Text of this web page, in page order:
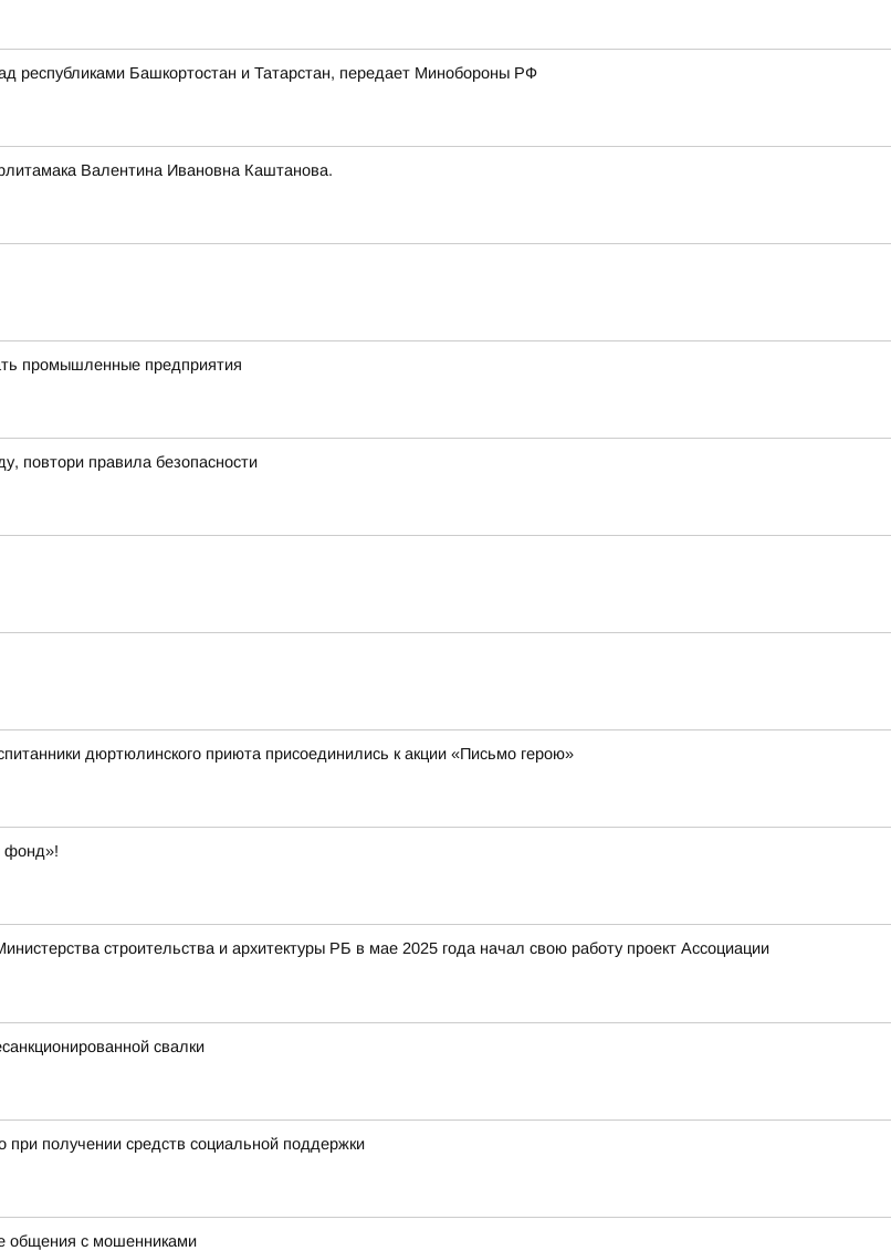
республиками Башкортостан и Татарстан, передает Минобороны РФ
Валентина Ивановна Каштанова.
промышленные предприятия
повтори правила безопасности
дюртюлинского приюта присоединились к акции «Письмо герою»
фонд»!
строительства и архитектуры РБ в мае 2025 года начал свою работу проект Ассоциации
свалки
получении средств социальной поддержки
общения с мошенниками